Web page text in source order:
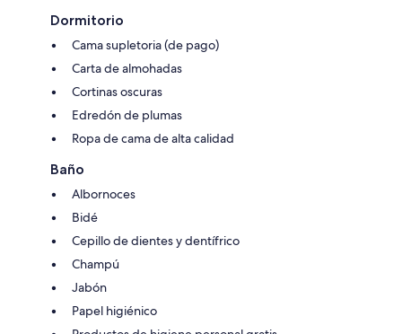
Dormitorio
Cama supletoria (de pago)
Carta de almohadas
Cortinas oscuras
Edredón de plumas
Ropa de cama de alta calidad
Baño
Albornoces
Bidé
Cepillo de dientes y dentífrico
Champú
Jabón
Papel higiénico